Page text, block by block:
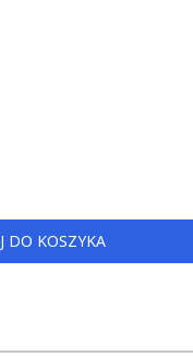
DO KOSZYKA